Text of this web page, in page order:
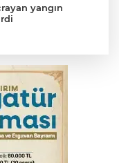
yangın
müjde
kontrolleri